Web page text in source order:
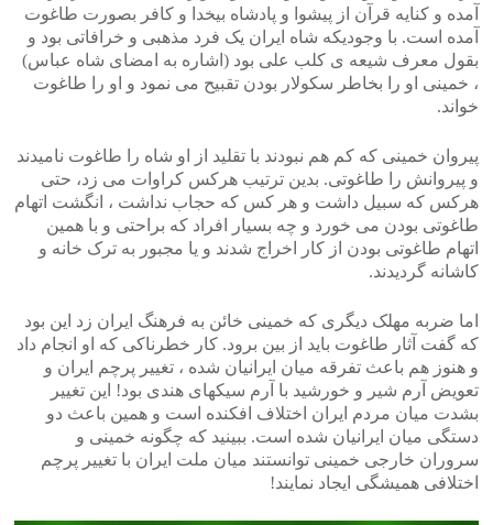
آمده و کنایه قرآن از پیشوا و پادشاه بیخدا و کافر بصورت طاغوت
آمده است. با وجودیکه شاه ایران یک فرد مذهبی و خرافاتی بود و
بقول معرف شیعه ی کلب علی بود (اشاره به امضای شاه عباس)
، خمینی او را بخاطر سکولار بودن تقبیح می نمود و او را طاغوت
خواند.
پیروان خمینی که کم هم نبودند با تقلید از او شاه را طاغوت نامیدند
و پیروانش را طاغوتی. بدین ترتیب هرکس کراوات می زد، حتی
هرکس که سبیل داشت و هر کس که حجاب نداشت ، انگشت اتهام
طاغوتی بودن می خورد و چه بسیار افراد که براحتی و با همین
اتهام طاغوتی بودن از کار اخراج شدند و یا مجبور به ترک خانه و
کاشانه گردیدند.
اما ضربه مهلک دیگری که خمینی خائن به فرهنگ ایران زد این بود
که گفت آثار طاغوت باید از بین برود. کار خطرناکی که او انجام داد
و هنوز هم باعث تفرقه میان ایرانیان شده ، تغییر پرچم ایران و
تعویض آرم شیر و خورشید با آرم سیکهای هندی بود! این تغییر
بشدت میان مردم ایران اختلاف افکنده است و همین باعث دو
دستگی میان ایرانیان شده است. ببینید که چگونه خمینی و
سروران خارجی خمینی توانستند میان ملت ایران با تغییر پرچم
اختلافی همیشگی ایجاد نمایند!